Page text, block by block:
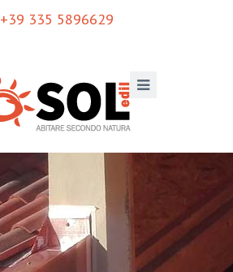
+39 335 5896629